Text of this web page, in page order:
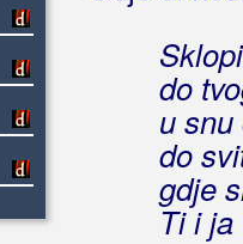
do
u
do
gdje
Ti i ja